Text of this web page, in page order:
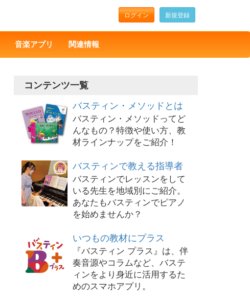
ログイン 新規登録
音楽アプリ 関連情報
コンテンツ一覧
バスティン・メソッドとは
バスティン・メソッドってど
んなもの？特徴や使い方、教
材ラインナップをご紹介！
バスティンで教える指導者
バスティンでレッスンをして
いる先生を地域別にご紹介。
あなたもバスティンでピアノ
を始めませんか？
いつもの教材にプラス
『バスティン プラス』は、伴
奏音源やコラムなど、バステ
ィンをより身近に活用するた
めのスマホアプリ。